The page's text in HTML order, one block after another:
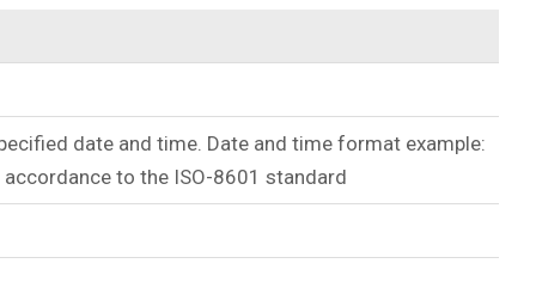
date and time. Date and time format example:
to the ISO-8601 standard